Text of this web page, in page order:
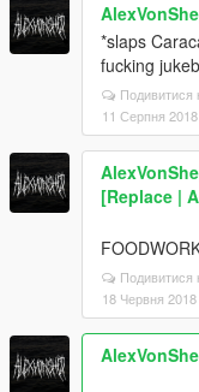
*slaps
fucking
Подивитися
11 Серпня 2018
[Replace |
Подивитися
18 Червня 2018